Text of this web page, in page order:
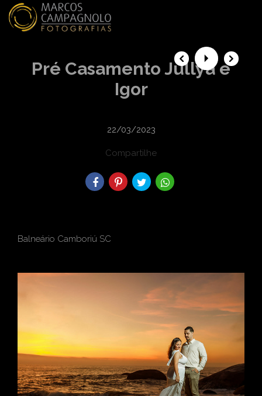
Pré Casamento Jullya e
Igor
22/03/2023
Compartilhe
Balneário Camboriú SC